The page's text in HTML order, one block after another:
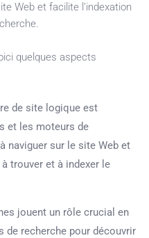
Web et facilite l’indexation
quelques aspects
de site logique est
et les moteurs de
naviguer sur le site Web et
trouver et à indexer le
jouent un rôle crucial en
de recherche pour découvrir